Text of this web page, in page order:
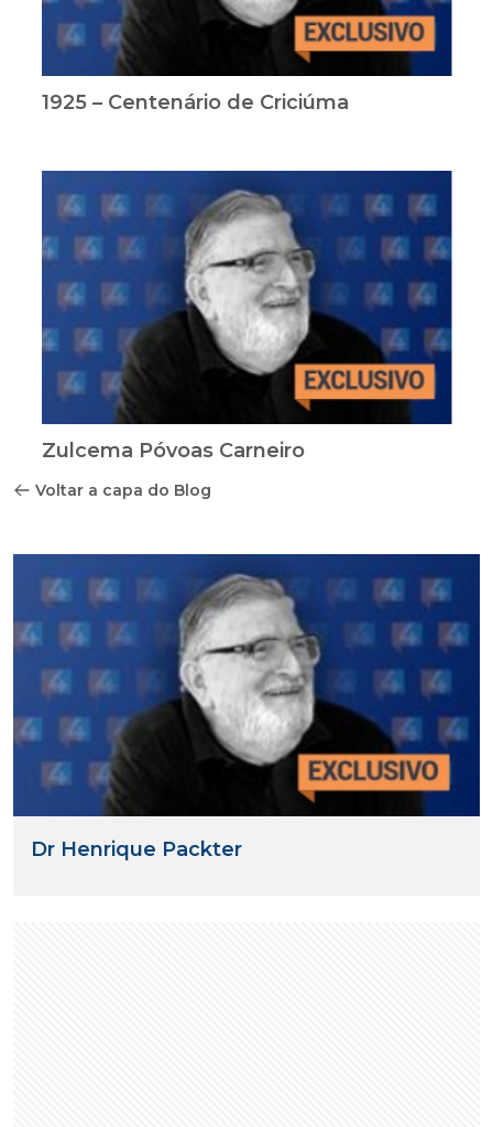
1925 – Centenário de Criciúma
Zulcema Póvoas Carneiro
Voltar a capa do Blog
Dr Henrique Packter